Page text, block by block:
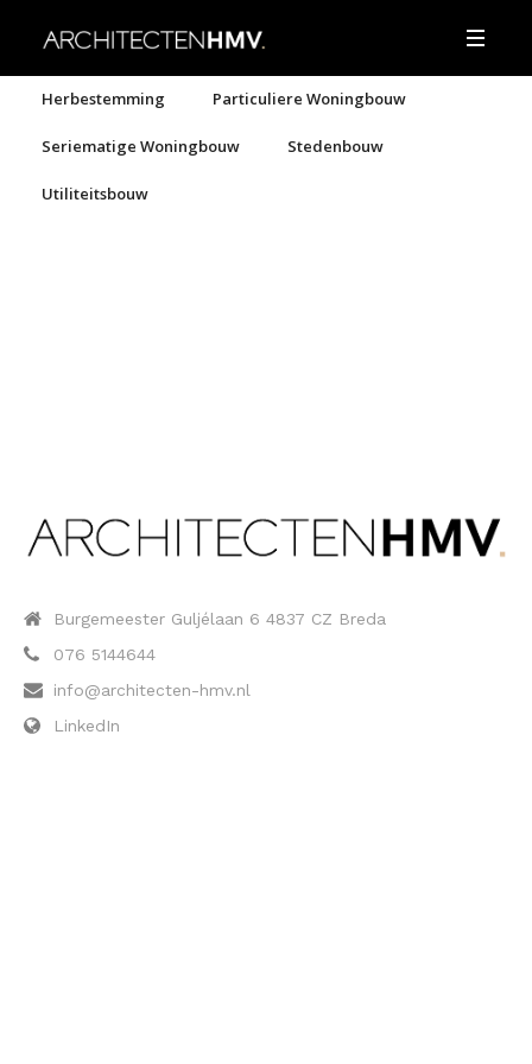
Herbestemming Particuliere Woningbouw
Seriematige Woningbouw Stedenbouw
Utiliteitsbouw
Burgemeester Guljélaan 6 4837 CZ Breda
076 5144644
info@architecten-hmv.nl
LinkedIn